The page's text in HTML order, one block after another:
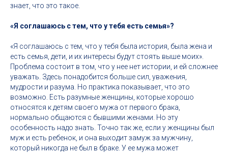
знает, что это такое.
«Я соглашаюсь с тем, что у тебя есть семья»?
«Я соглашаюсь с тем, что у тебя была история, была жена и
есть семья, дети, и их интересы будут стоять выше моих».
Проблема состоит в том, что у нее нет истории, и ей сложнее
уважать. Здесь понадобится больше сил, уважения,
мудрости и разума. Но практика показывает, что это
возможно. Есть разумные женщины, которые хорошо
относятся к детям своего мужа от первого брака,
нормально общаются с бывшими женами. Но эту
особенность надо знать. Точно так же, если у женщины был
муж и есть ребенок, и она выходит замуж за мужчину,
который никогда не был в браке. У ее мужа может